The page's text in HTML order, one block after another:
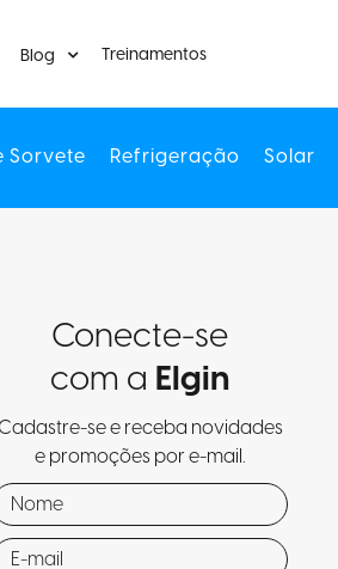
Blog Treinamentos
Sorvete Refrigeração Solar
Conecte-se
com a Elgin
Cadastre-se e receba novidades
e promoções por e-mail.